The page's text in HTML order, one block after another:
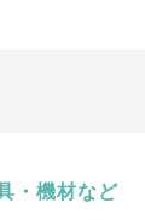
・機材など